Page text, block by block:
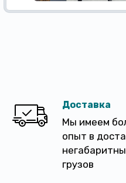
Доставка
Мы имеем
опыт в
грузов